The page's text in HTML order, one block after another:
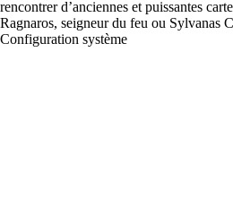
rencontrer d’anciennes et puissantes
Ragnaros, seigneur du feu ou Sylvanas
Configuration système